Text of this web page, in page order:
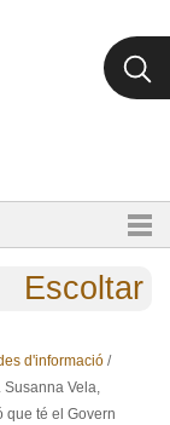
Escoltar
d'informació /
Susanna Vela,
que té el Govern